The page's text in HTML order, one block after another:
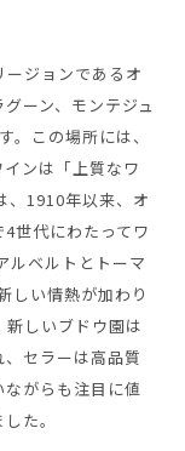
ジョンであるオ
ーン、モンテジュ
この場所には、
ンは「上質なワ
、1910年以来、オ
世代にわたってワ
ルベルトとトーマ
しい情熱が加わり
しいブドウ園は
セラーは高品質
がらも注目に値
た。